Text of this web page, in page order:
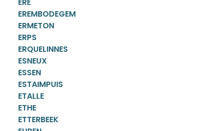
ERE
EREMBODEGEM
ERMETON
ERPS
ERQUELINNES
ESNEUX
ESSEN
ESTAIMPUIS
ETALLE
ETHE
ETTERBEEK